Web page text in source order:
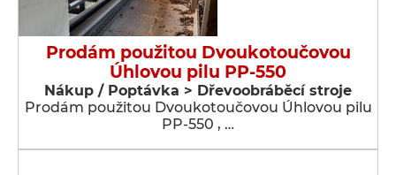
Prodám použitou Dvoukotoučovou
Úhlovou pilu PP-550
Nákup / Poptávka > Dřevoobráběcí stroje
Prodám použitou Dvoukotoučovou Úhlovou pilu
PP-550 , …